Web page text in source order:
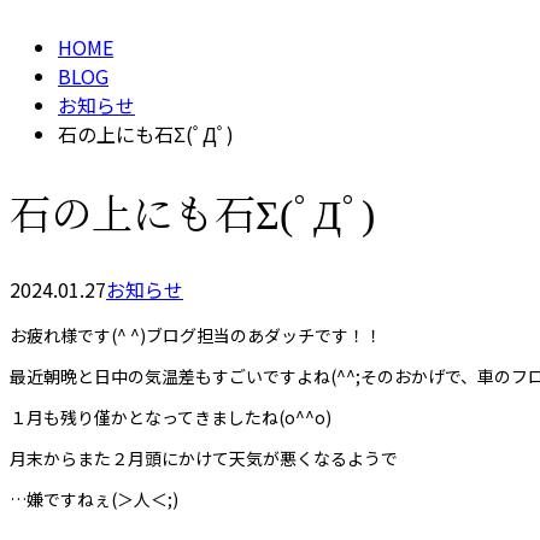
HOME
BLOG
お知らせ
石の上にも石Σ(ﾟДﾟ)
石の上にも石Σ(ﾟДﾟ)
2024.01.27お知らせ
お疲れ様です(^ ^)ブログ担当のあダッチです！！
最近朝晩と日中の気温差もすごいですよね(^^;そのおかげで、車のフ
１月も残り僅かとなってきましたね(o^^o)
月末からまた２月頭にかけて天気が悪くなるようで
…嫌ですねぇ(＞人＜;)